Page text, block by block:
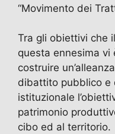
“Movimento dei
Tra gli obiettivi che
questa ennesima vi
costruire
dibattito pubblico e
istituzionale
patrimonio
cibo ed al territorio.